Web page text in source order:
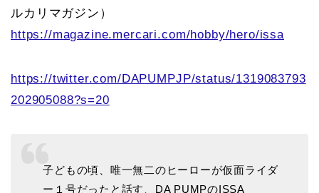
ルカリマガジン）
https://magazine.mercari.com/hobby/hero/issa
https://twitter.com/DAPUMPJP/status/1319083793
202905088?s=20
子どもの頃、唯一無二のヒーローが仮面ライダ
ー１号だったと話す、DA PUMPのISSA